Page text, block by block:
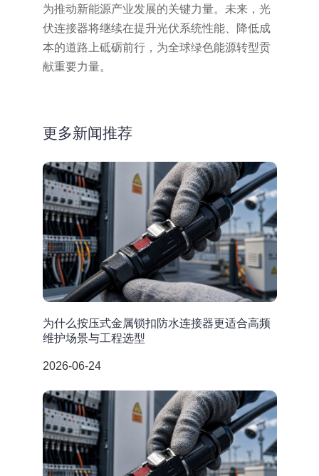
为推动新能源产业发展的关键力量。未来，光
伏连接器将继续在提升光伏系统性能、降低成
本的道路上砥砺前行，为全球绿色能源转型贡
献重要力量。
更多新闻推荐
为什么按压式金属锁扣防水连接器更适合高频
维护场景与工程选型
2026-06-24